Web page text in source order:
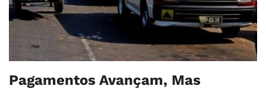
Pagamentos Avançam, Mas